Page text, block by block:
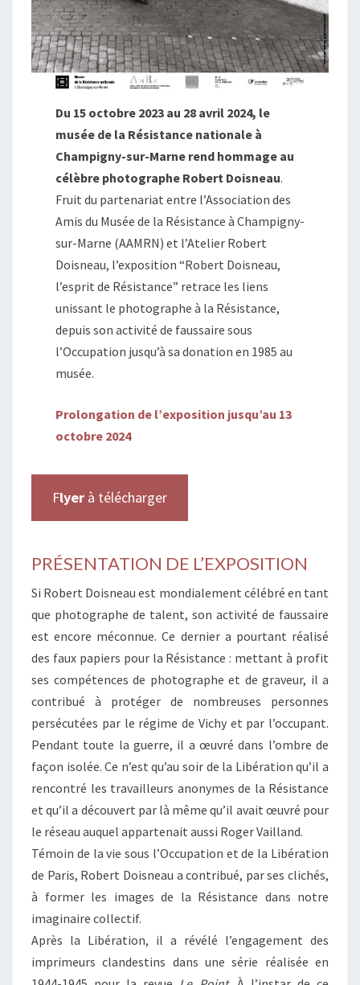
Du 15 octobre 2023 au 28 avril 2024, le
musée de la Résistance nationale à
Champigny-sur-Marne rend hommage au
célèbre photographe Robert Doisneau.
Fruit du partenariat entre l’Association des
Amis du Musée de la Résistance à Champigny-
sur-Marne (AAMRN) et l’Atelier Robert
Doisneau, l’exposition “Robert Doisneau,
l’esprit de Résistance” retrace les liens
unissant le photographe à la Résistance,
depuis son activité de faussaire sous
l’Occupation jusqu’à sa donation en 1985 au
musée.
Prolongation de l’exposition jusqu’au 13
octobre 2024
Flyerà télécharger
PRÉSENTATION DE L’EXPOSITION
Si Robert Doisneau est mondialement célébré en tant
que photographe de talent, son activité de faussaire
est encore méconnue. Ce dernier a pourtant réalisé
des faux papiers pour la Résistance : mettant à profit
ses compétences de photographe et de graveur, il a
contribué à protéger de nombreuses personnes
persécutées par le régime de Vichy et par l’occupant.
Pendant toute la guerre, il a œuvré dans l’ombre de
façon isolée. Ce n’est qu’au soir de la Libération qu’il a
rencontré les travailleurs anonymes de la Résistance
et qu’il a découvert par là même qu’il avait œuvré pour
le réseau auquel appartenait aussi Roger Vailland.
Témoin de la vie sous l’Occupation et de la Libération
de Paris, Robert Doisneau a contribué, par ses clichés,
à former les images de la Résistance dans notre
imaginaire collectif.
Après la Libération, il a révélé l’engagement des
imprimeurs clandestins dans une série réalisée en